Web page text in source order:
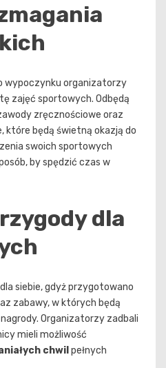
wypoczynku organizatorzy
zajęć sportowych. Odbędą
zręcznościowe oraz
które będą świetną okazją do
swoich sportowych
by spędzić czas w
dla
siebie, gdyż przygotowano
zabawy, w których będą
Organizatorzy zadbali
mieli możliwość
chwil pełnych